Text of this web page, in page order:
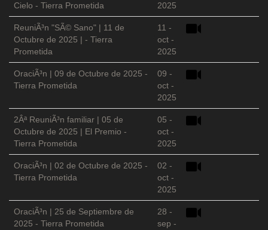
Cielo - Tierra Prometida
2025
ReuniÃ³n "SÃ© Sano" | 11 de
Octubre de 2025 | - Tierra
Prometida
11 -
oct -
2025
OraciÃ³n | 09 de Octubre de 2025 -
Tierra Prometida
09 -
oct -
2025
2Âª ReuniÃ³n familiar | 05 de
Octubre de 2025 | El Premio -
Tierra Prometida
05 -
oct -
2025
OraciÃ³n | 02 de Octubre de 2025 -
Tierra Prometida
02 -
oct -
2025
OraciÃ³n | 25 de Septiembre de
2025 - Tierra Prometida
28 -
sep -